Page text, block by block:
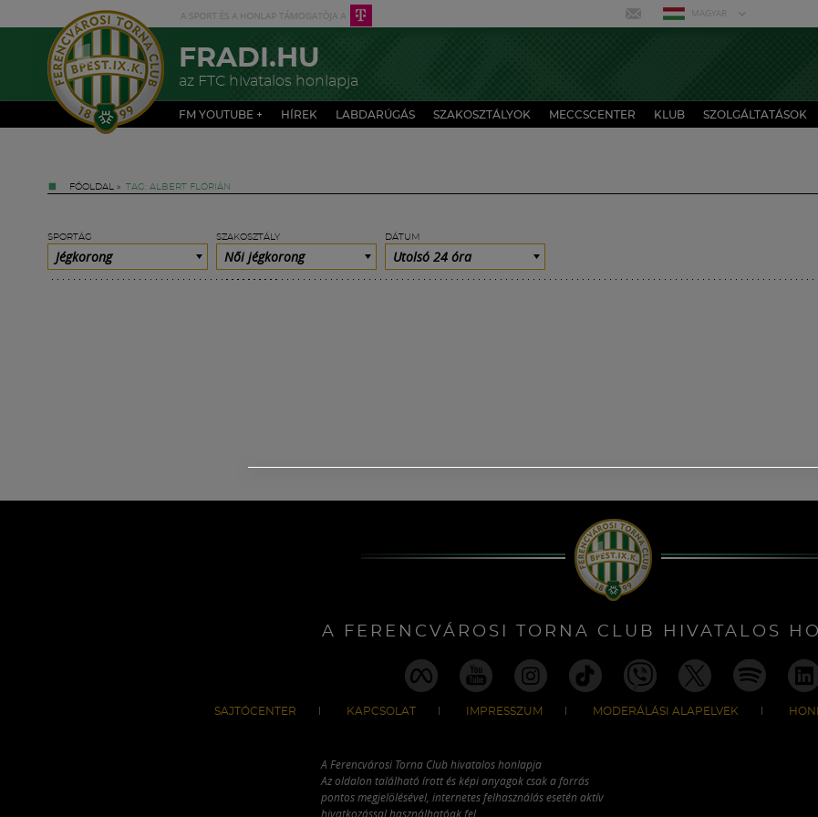
MAGYAR
FRADI.HU
az FTC hivatalos honlapja
FM YOUTUBE + HÍREK LABDARÚGÁS SZAKOSZTÁLYOK MECCSCENTER KLUB SZOLGÁLTATÁSOK
FŐOLDAL » TAG: ALBERT FLÓRIÁN
SPORTÁG
Jégkorong
SZAKOSZTÁLY
Női jégkorong
DÁTUM
Utolsó 24 óra
A FERENCVÁROSI TORNA CLUB HIVATALOS
SAJTÓCENTER KAPCSOLAT IMPRESSZUM MODERÁLÁSI ALAPELVEK
A Ferencvárosi Torna Club hivatalos honlapja
Az oldalon található írott és képi anyagok csak a forrás
pontos megjelölésével, internetes felhasználás esetén aktív
hivatkozással használhatóak fel.